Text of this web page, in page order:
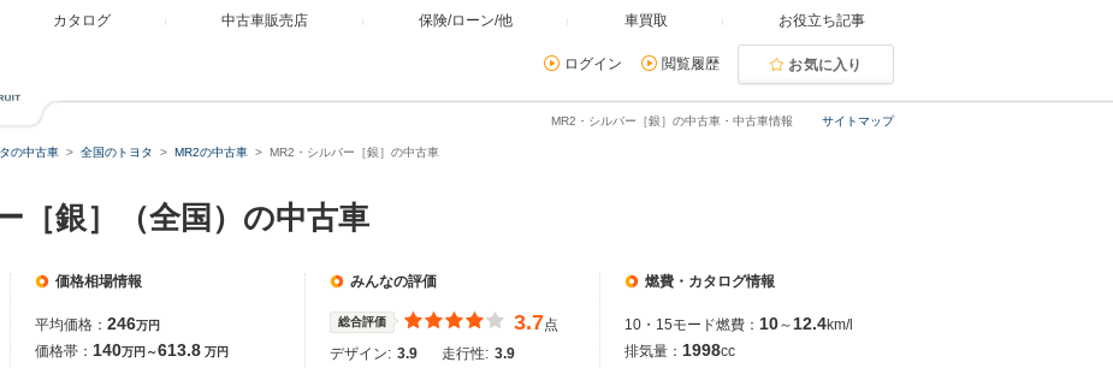
カタログ 中古車販売店 保険/ローン/他 車買取 お役立ち記事
ログイン 閲覧履歴 お気に入り
サイトマップ
MR2・シルバー［銀］の中古車・中古車情報
の中古車 全国のトヨタ MR2の中古車 MR2・シルバー［銀］の中古車
［銀］（全国）の中古車
価格相場情報
平均価格： 246万円
価格帯： 140万円～613.8 万円
みんなの評価
総合評価 3.7点
デザイン: 3.9 走行性: 3.9
燃費・カタログ情報
10・15モード燃費： 10～ 12.4km/l
排気量： 1998cc